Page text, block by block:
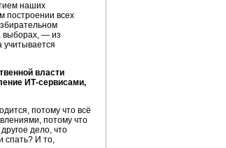
наших
построении всех
выборах, — из
учитывается
власти
ИТ-сервисами,
потому что всё
потому что
дело, что
спать? И то,